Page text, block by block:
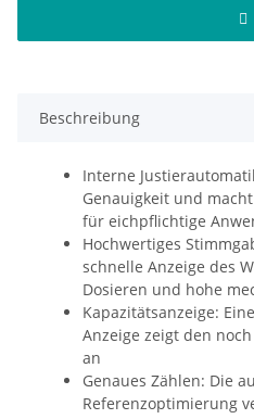
Beschreibung
Interne
Genauigkeit und
für eichpflichtige
Hochwertiges
schnelle Anzeige des
Dosieren und hohe
Kapazitätsanzeige:
Anzeige zeigt den
an
Genaues Zählen: Die
Referenzoptimierung